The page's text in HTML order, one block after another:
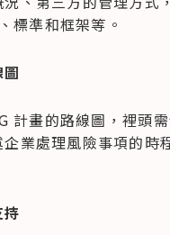
標準和框架等。
計畫的路線圖，裡頭
業處理風險事項的時